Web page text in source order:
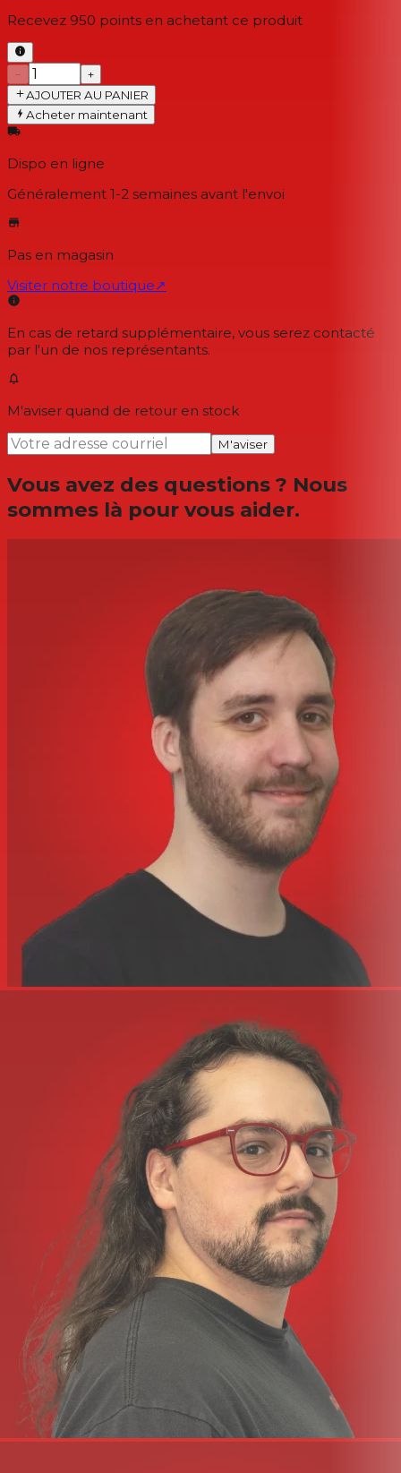
Recevez 950 points en achetant ce produit
−
+
AJOUTER AU PANIER
Acheter maintenant
Dispo en ligne
Généralement 1-2 semaines avant l'envoi
Pas en magasin
Visiter notre boutique↗
En cas de retard supplémentaire, vous serez contacté
par l'un de nos représentants.
M'aviser quand de retour en stock
M'aviser
Vous avez des questions ? Nous
sommes là pour vous aider.